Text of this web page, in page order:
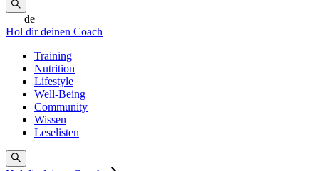
de
Hol dir deinen Coach
Training
Nutrition
Lifestyle
Well-Being
Community
Wissen
Leselisten